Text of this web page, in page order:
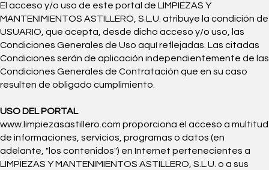
El acceso y/o uso de este portal de LIMPIEZAS Y
MANTENIMIENTOS ASTILLERO, S.L.U. atribuye la condición de
USUARIO, que acepta, desde dicho acceso y/o uso, las
Condiciones Generales de Uso aquí reflejadas. Las citadas
Condiciones serán de aplicación independientemente de las
Condiciones Generales de Contratación que en su caso
resulten de obligado cumplimiento.
USO DEL PORTAL
www.limpiezasastillero.com proporciona el acceso a multitud
de informaciones, servicios, programas o datos (en
adelante, "los contenidos") en Internet pertenecientes a
LIMPIEZAS Y MANTENIMIENTOS ASTILLERO, S.L.U. o a sus